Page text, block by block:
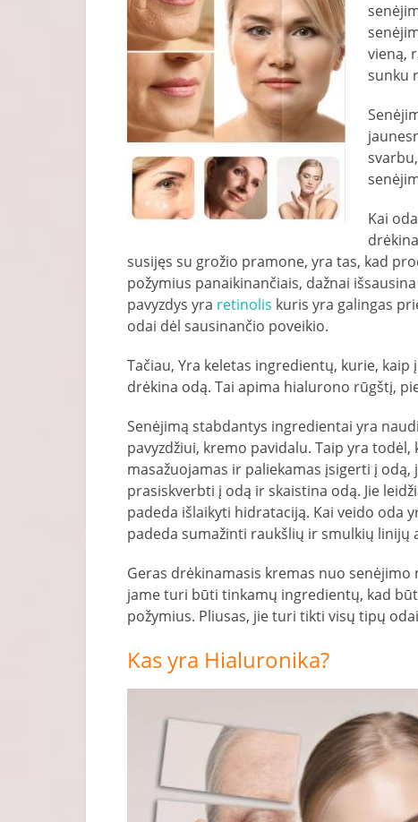
vieną,
sunku
Kai
susijęs su grožio pramone, yra tas, kad
požymius panaikinančiais, dažnai
pavyzdys yra retinolis kuris yra galingas
odai dėl sausinančio poveikio.
Tačiau, Yra keletas ingredientų, kurie,
drėkina odą. Tai apima hialurono rūgštį,
Senėjimą stabdantys ingredientai yra
pavyzdžiui, kremo pavidalu. Taip yra
masažuojamas ir paliekamas įsigerti į
prasiskverbti į odą ir skaistina odą. Jie
padeda išlaikyti hidrataciją. Kai veido oda
padeda sumažinti raukšlių ir smulkių linijų
Geras drėkinamasis kremas nuo
jame turi būti tinkamų ingredientų, kad
požymius. Pliusas, jie turi tikti visų tipų
Kas yra Hialuronika?